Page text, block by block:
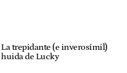
La trepidante (e inverosímil)
huida de Lucky